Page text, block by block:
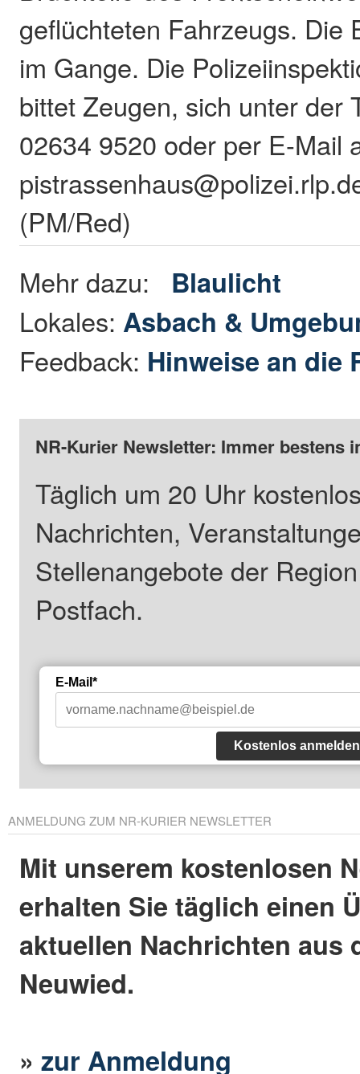
geflüchteten Fahrzeugs. Die
im Gange. Die
bittet Zeugen, sich unter der
02634 9520 oder per E-Mail
(PM/Red)
Mehr dazu: Blaulicht
Lokales: Asbach &
Feedback: Hinweise an die
NR-Kurier Newsletter: Immer bestens
Täglich um 20 Uhr
Nachrichten,
Stellenangebote der
Postfach.
E-Mail*
Kostenlos anmelden
ANMELDUNG ZUM NR-KURIER NEWSLETTER
Mit unserem kostenlosen
erhalten Sie täglich einen
aktuellen Nachrichten aus
Neuwied.
»zur Anmeldung